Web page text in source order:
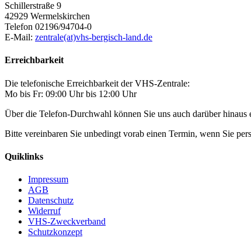
Schillerstraße 9
42929 Wermelskirchen
Telefon 02196/94704-0
E-Mail: zentrale(at)vhs-bergisch-land.de
Erreichbarkeit
Die telefonische Erreichbarkeit der VHS-Zentrale:
Mo bis Fr: 09:00 Uhr bis 12:00 Uhr
Über die Telefon-Durchwahl können Sie uns auch darüber
Bitte vereinbaren Sie unbedingt vorab einen Termin, wenn Sie
Quiklinks
Impressum
AGB
Datenschutz
Widerruf
VHS-Zweckverband
Schutzkonzept